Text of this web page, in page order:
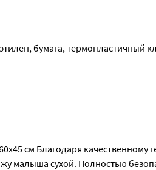
бумага, термопластичный
см Благодаря качественному
малыша сухой. Полностью